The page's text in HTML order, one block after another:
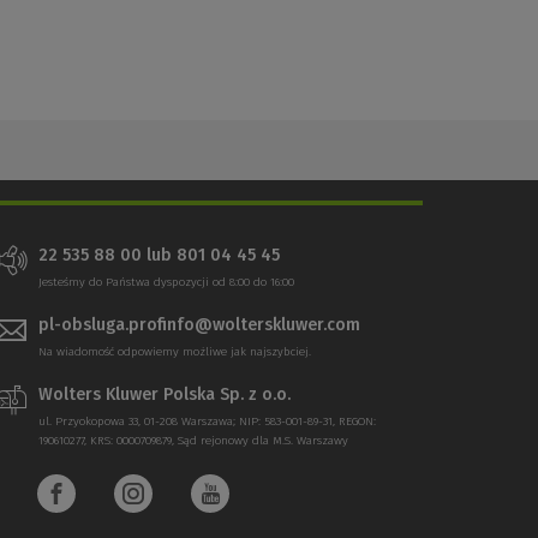
22 535 88 00 lub 801 04 45 45
Jesteśmy do Państwa dyspozycji od 8:00 do 16:00
pl-obsluga.profinfo@wolterskluwer.com
Na wiadomość odpowiemy możliwe jak najszybciej.
Wolters Kluwer Polska Sp. z o.o.
ul. Przyokopowa 33, 01-208 Warszawa; NIP: 583-001-89-31, REGON:
190610277, KRS: 0000709879, Sąd rejonowy dla M.S. Warszawy